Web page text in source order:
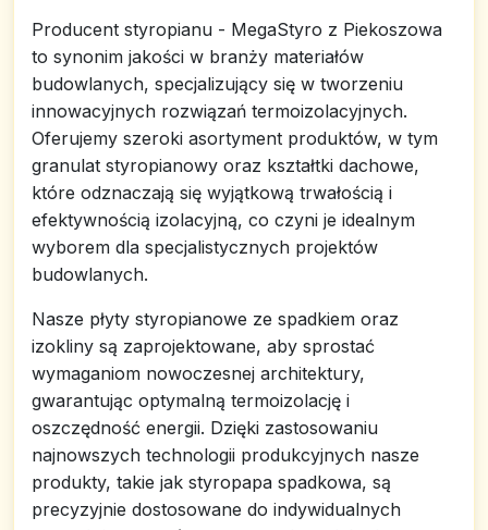
Producent styropianu - MegaStyro z Piekoszowa
to synonim jakości w branży materiałów
budowlanych, specjalizujący się w tworzeniu
innowacyjnych rozwiązań termoizolacyjnych.
Oferujemy szeroki asortyment produktów, w tym
granulat styropianowy oraz kształtki dachowe,
które odznaczają się wyjątkową trwałością i
efektywnością izolacyjną, co czyni je idealnym
wyborem dla specjalistycznych projektów
budowlanych.
Nasze płyty styropianowe ze spadkiem oraz
izokliny są zaprojektowane, aby sprostać
wymaganiom nowoczesnej architektury,
gwarantując optymalną termoizolację i
oszczędność energii. Dzięki zastosowaniu
najnowszych technologii produkcyjnych nasze
produkty, takie jak styropapa spadkowa, są
precyzyjnie dostosowane do indywidualnych